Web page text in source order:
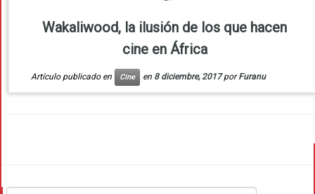
Wakaliwood, la ilusión de los que hacen
cine en África
Artículo publicado en Cine en 8 diciembre, 2017 porFuranu